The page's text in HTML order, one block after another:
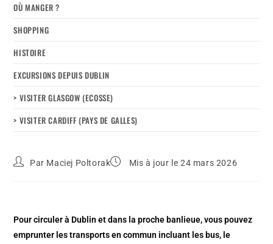
OÙ MANGER ?
SHOPPING
HISTOIRE
EXCURSIONS DEPUIS DUBLIN
> VISITER GLASGOW (ECOSSE)
> VISITER CARDIFF (PAYS DE GALLES)
Par Maciej Poltorak Mis à jour le 24 mars 2026
Pour circuler à Dublin et dans la proche banlieue, vous pouvez
emprunter les transports en commun incluant les bus, le